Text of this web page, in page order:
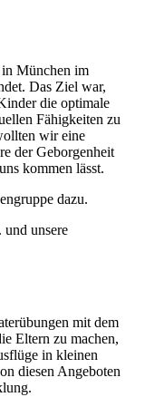
in München im
Das Ziel war,
die optimale
Fähigkeiten zu
wir eine
der Geborgenheit
kommen lässt.
dazu.
unsere
mit dem
Eltern zu machen,
in kleinen
diesen Angeboten